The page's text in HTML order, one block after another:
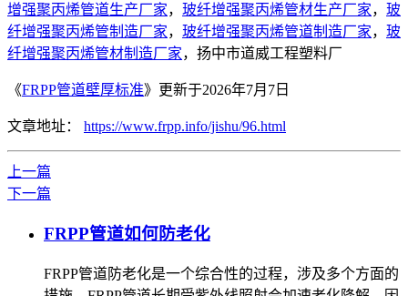
增强聚丙烯管道生产厂家， 玻纤增强聚丙烯管材生产厂家， 玻
纤增强聚丙烯管制造厂家， 玻纤增强聚丙烯管道制造厂家， 玻
纤增强聚丙烯管材制造厂家，扬中市道威工程塑料厂
《FRPP管道壁厚标准》更新于2026年7月7日
文章地址： https://www.frpp.info/jishu/96.html
上一篇
下一篇
FRPP管道如何防老化
FRPP管道防老化是一个综合性的过程，涉及多个方面的